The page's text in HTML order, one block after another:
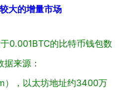
大的增量市场
0.001BTC的比特币钱包数
来源：
，以太坊地址约3400万